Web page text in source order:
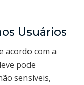
Usuários
acordo com a
pode
sensíveis,